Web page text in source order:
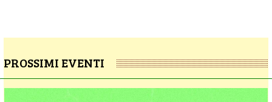
PROSSIMI EVENTI